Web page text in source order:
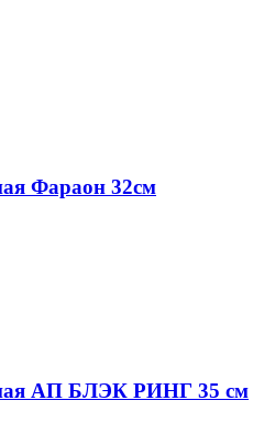
Фараон 32см
АП БЛЭК РИНГ 35 см